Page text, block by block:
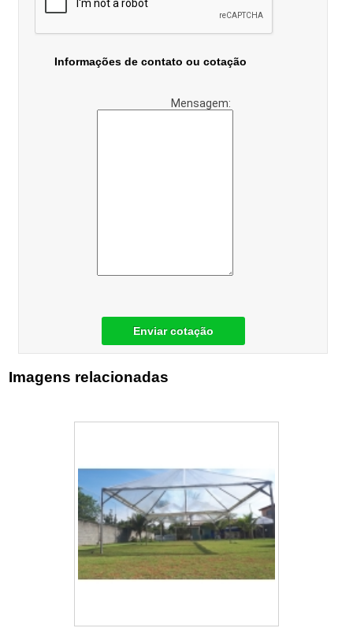
Informações de contato ou cotação
Mensagem:
Enviar cotação
Imagens relacionadas